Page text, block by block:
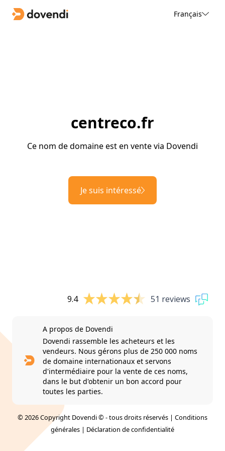
Français
centreco.fr
Ce nom de domaine est en vente via Dovendi
Je suis intéressé
9.4 51 reviews
A propos de Dovendi
Dovendi rassemble les acheteurs et les
vendeurs. Nous gérons plus de 250 000 noms
de domaine internationaux et servons
d'intermédiaire pour la vente de ces noms,
dans le but d'obtenir un bon accord pour
toutes les parties.
© 2026 Copyright Dovendi © - tous droits réservés | Conditions
générales | Déclaration de confidentialité